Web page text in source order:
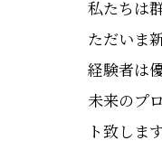
私たちは
ただいま
経験者は
未来のプ
ト致します